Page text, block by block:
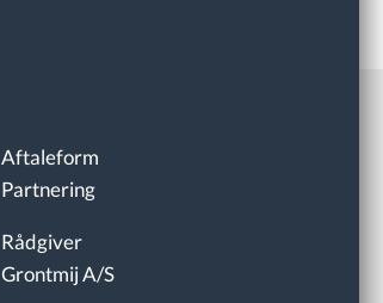
Aftaleform
Partnering
Rådgiver
Grontmij A/S